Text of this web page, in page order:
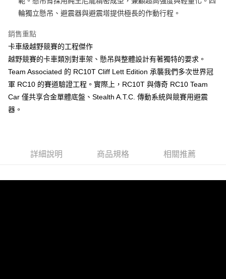
匯豐（台灣）商業銀行
華泰商業銀行
聯邦商業銀行
遠東國際商業銀行
元大商業銀行
台新國際商業銀行
台灣樂天信用卡公司
國泰世華商業銀行
兆豐國際商業銀行
臺灣中小企業銀行
台中商業銀行
聯邦商業銀行
元大商業銀行
玉山商業銀行
星展（台灣）商業銀行
台灣樂天信用卡公司
上海商業儲蓄銀行
台北富邦商業銀行
國泰世華商業銀行
兆豐國際商業銀行
匯豐（台灣）商業銀行
聯邦商業銀行
元大商業銀行
永豐商業銀行
玉山商業銀行
星展（台灣）商業銀行
台新國際商業銀行
中國信託商業銀行
華南商業銀行
彰化商業銀行
兆豐國際商業銀行
台中商業銀行
華泰商業銀行
遠東國際商業銀行
元大商業銀行
永豐商業銀行
玉山商業銀行
星展（台灣）商業銀行
台新國際商業銀行
中國信託商業銀行
台灣樂天信用卡公司
LINE Pay
街口支付
悠遊付
運送方式
宅配
每筆NT$100，滿NT$2,000(含以上)免運費
輪獨立懸吊、避震器與避震塔提供極長的作動行程。
銷售重點
卡車級越野競賽的工程傑作
越野競賽的卡車類別對車架、懸吊與整體設計有著獨特的要求。
Team Associated 的 RC10T Cliff Lett Edition 承襲我們多次世界冠
軍 RC10 的賽道驗證工程。實際上，RC10T 與傳奇 RC10 Team
Car 僅共享合金單體底盤、Stealth A.T.C. 傳動系統與競賽用避震
器。
詳細說明 商品規格 相關推薦